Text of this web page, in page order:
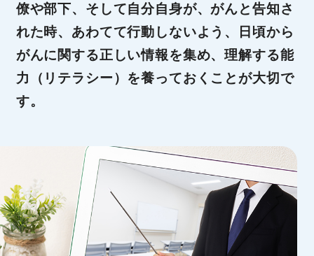
僚や部下、そして自分自身が、がんと告知さ
れた時、あわてて行動しないよう、日頃から
がんに関する正しい情報を集め、理解する能
力（リテラシー）を養っておくことが大切で
す。